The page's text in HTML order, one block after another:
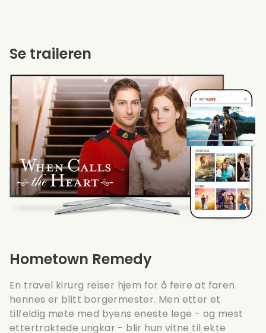
Hometown Remedy
En travel kirurg reiser hjem for å feire at faren
hennes er blitt borgermester. Men etter et
tilfeldig møte med byens eneste lege - og mest
ettertraktede ungkar - blir hun vitne til ekte
Se traileren